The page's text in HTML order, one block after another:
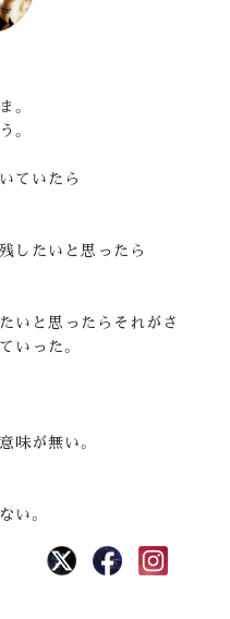
。
。
ていたら
したいと思ったら
いと思ったらそれがさ
いった。
味が無い。
い。